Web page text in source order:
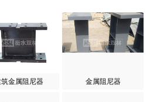
金属阻尼器 金属阻尼器